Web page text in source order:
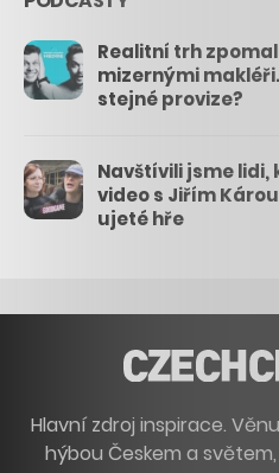
Realitní trh
mizernými
stejné provize?
Navštívili jsme lidi,
video s Jiřím
ujeté hře
Hlavní zdroj inspirace.
hýbou Českem a